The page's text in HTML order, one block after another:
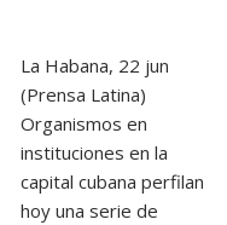
La Habana, 22 jun
(Prensa Latina)
Organismos en
instituciones en la
capital cubana perfilan
hoy una serie de